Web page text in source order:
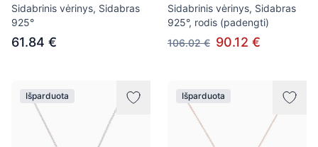
Sidabrinis vėrinys, Sidabras
925°
61.84 €
Sidabrinis vėrinys, Sidabras
925°, rodis (padengti)
106.02 € 90.12 €
Išparduota Išparduota